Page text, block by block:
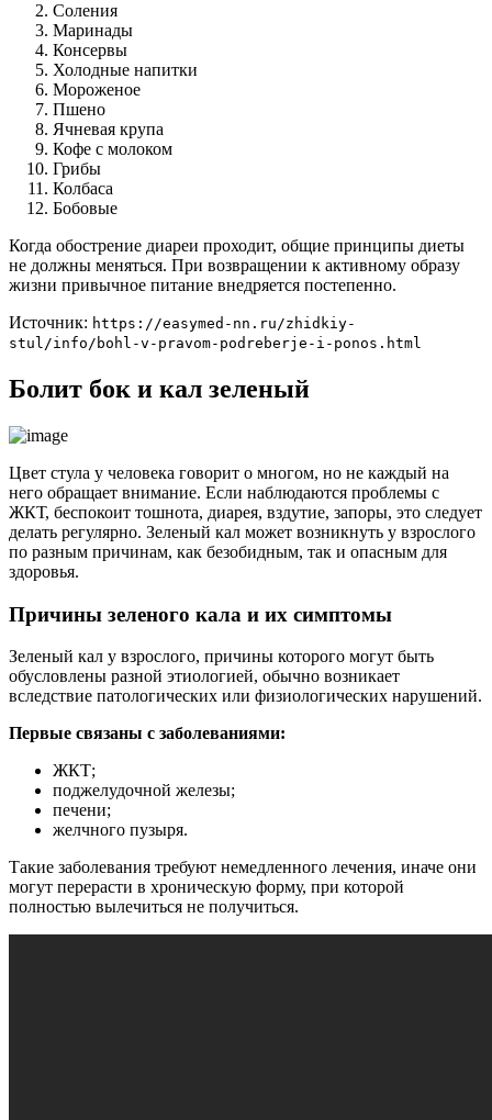
Соления
Маринады
Консервы
Холодные напитки
Мороженое
Пшено
Ячневая крупа
Кофе с молоком
Грибы
Колбаса
Бобовые
Когда обострение диареи проходит, общие принципы диеты
не должны меняться. При возвращении к активному образу
жизни привычное питание внедряется постепенно.
Источник: https://easymed-nn.ru/zhidkiy-
stul/info/bohl-v-pravom-podreberje-i-ponos.html
Болит бок и кал зеленый
Цвет стула у человека говорит о многом, но не каждый на
него обращает внимание. Если наблюдаются проблемы с
ЖКТ, беспокоит тошнота, диарея, вздутие, запоры, это следует
делать регулярно. Зеленый кал может возникнуть у взрослого
по разным причинам, как безобидным, так и опасным для
здоровья.
Причины зеленого кала и их симптомы
Зеленый кал у взрослого, причины которого могут быть
обусловлены разной этиологией, обычно возникает
вследствие патологических или физиологических нарушений.
Первые связаны с заболеваниями:
ЖКТ;
поджелудочной железы;
печени;
желчного пузыря.
Такие заболевания требуют немедленного лечения, иначе они
могут перерасти в хроническую форму, при которой
полностью вылечиться не получиться.